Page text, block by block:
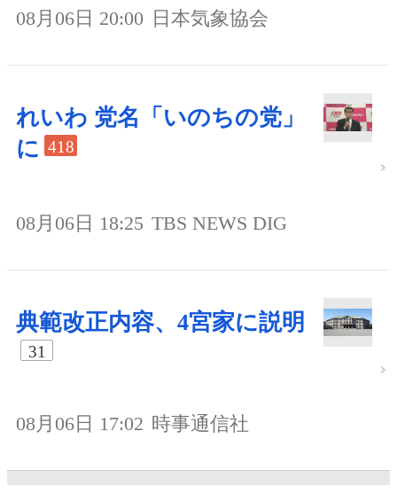
08月06日 20:00 日本気象協会
れいわ 党名「いのちの党」
に 418
08月06日 18:25 TBS NEWS DIG
典範改正内容、4宮家に説明
31
08月06日 17:02 時事通信社